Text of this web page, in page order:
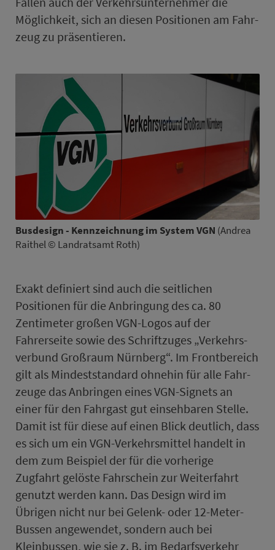
Möglichkeit, sich an diesen Positionen am Fahr­
zeug zu präsentieren.
Busdesign - Kennzeichnung im System VGN (Andrea
Raithel © Landratsamt Roth)
Exakt definiert sind auch die seitlichen
Positionen für die Anbringung des ca. 80
Zentimeter großen VGN-Logos auf der
Fahrerseite sowie des Schriftzuges „Ver­kehrs­
ver­bund Groß­raum Nürn­berg“. Im Frontbereich
gilt als Mindeststan­dard ohnehin für alle Fahr­
zeuge das Anbringen eines VGN-Signets an
einer für den Fahr­gast gut einsehbaren Stelle.
Damit ist für diese auf einen Blick deutlich, dass
es sich um ein VGN-Ver­kehrs­mit­tel handelt in
dem zum Beispiel der für die vorherige
Zugfahrt gelöste Fahr­schein zur Wei­ter­fahrt
genutzt werden kann. Das Design wird im
Übrigen nicht nur bei Gelenk- oder 12-Meter-
Bussen angewendet, sondern auch bei
Kleinbussen, wie sie z. B. im Be­darfs­ver­kehr